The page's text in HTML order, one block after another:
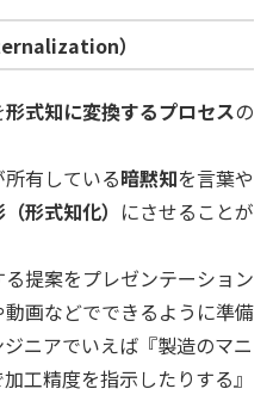
）
形式知に変換するプロセスの
有している暗黙知を言葉や
形式知化） にさせることが
提案をプレゼンテーション
画などでできるように準備
ニアでいえば『製造のマニ
工精度を指示したりする』